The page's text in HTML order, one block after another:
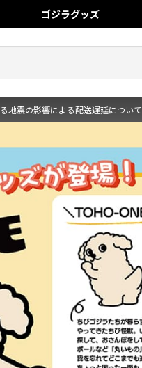
ゴジラグッズ
地震の影響による配送遅延について